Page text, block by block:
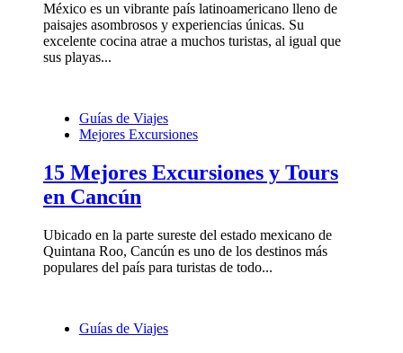
México es un vibrante país latinoamericano lleno de
paisajes asombrosos y experiencias únicas. Su
excelente cocina atrae a muchos turistas, al igual que
sus playas...
Guías de Viajes
Mejores Excursiones
15 Mejores Excursiones y Tours
en Cancún
Ubicado en la parte sureste del estado mexicano de
Quintana Roo, Cancún es uno de los destinos más
populares del país para turistas de todo...
Guías de Viajes